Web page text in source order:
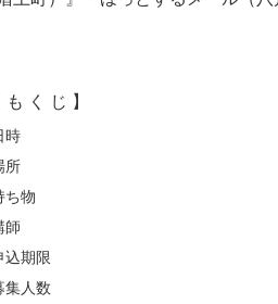
も く じ 】
時
所
ち物
師
込期限
集人数